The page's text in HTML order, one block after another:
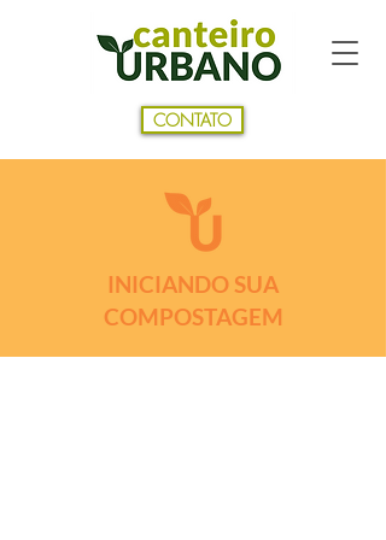
CONTATO
INICIANDO SUA
COMPOSTAGEM